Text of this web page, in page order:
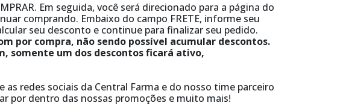
Em seguida, você será direcionado para a página do
comprando. Embaixo do campo FRETE, informe seu
seu desconto e continue para finalizar seu pedido.
por compra, não sendo possível acumular descontos.
somente um dos descontos ficará ativo,
redes sociais da Central Farma e do nosso time parceiro
por dentro das nossas promoções e muito mais!